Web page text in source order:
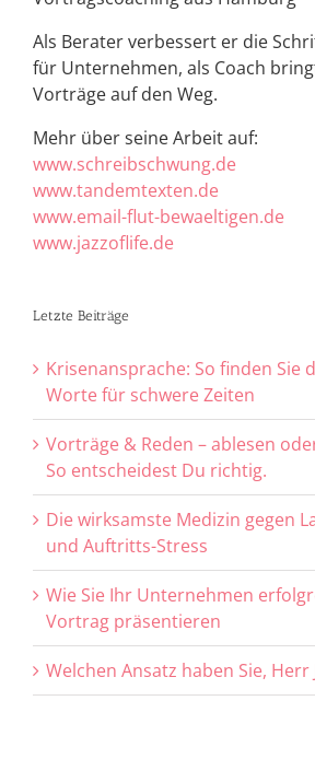
Als Berater verbessert er die
für Unternehmen, als Coach
Vorträge auf den Weg.
Mehr über seine Arbeit auf:
www.schreibschwung.de
www.tandemtexten.de
www.email-flut-bewaeltigen.de
www.jazzoflife.de
Letzte Beiträge
Krisenansprache: So finden Sie
Worte für schwere Zeiten
Vorträge & Reden – ablesen
So entscheidest Du richtig.
Die wirksamste Medizin gegen
und Auftritts-Stress
Wie Sie Ihr Unternehmen
Vortrag präsentieren
Welchen Ansatz haben Sie, Herr